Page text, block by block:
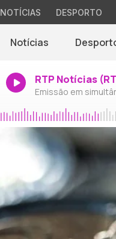
NOTÍCIAS DESPORTO
Notícias
RTP Notícias
Emissão em